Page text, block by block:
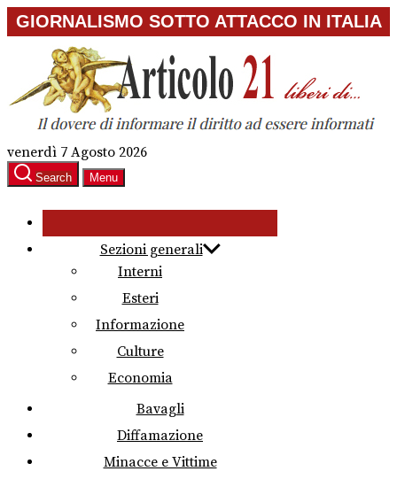
Skip
to
content
GIORNALISMO SOTTO ATTACCO IN ITALIA
venerdì 7 Agosto 2026
Search Menu
Sezioni generali
Interni
Esteri
Informazione
Culture
Economia
Bavagli
Diffamazione
Minacce e Vittime